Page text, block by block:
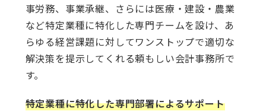
事労務、事業承継、さらには医療・建設・農業
など特定業種に特化した専門チームを設け、あ
らゆる経営課題に対してワンストップで適切な
解決策を提示してくれる頼もしい会計事務所で
す。
特定業種に特化した専門部署によるサポート